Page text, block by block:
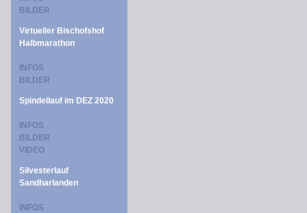
BILDER
Virtueller Bischofshof
Halbmarathon
INFOS
BILDER
Spindellauf im DEZ 2020
INFOS
BILDER
VIDEO
Silvesterlauf
Sandharlanden
INFOS